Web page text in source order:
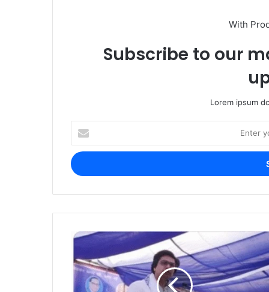
With
Subscribe to our
Lorem ipsum